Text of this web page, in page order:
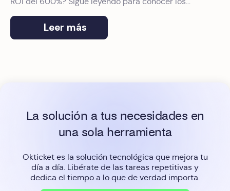
beneficios de las reuniones presenciales.
Leer más
La solución a tus necesidades en
una sola herramienta
Okticket es la solución tecnológica que mejora tu
día a día. Libérate de las tareas repetitivas y
dedica el tiempo a lo que de verdad importa.